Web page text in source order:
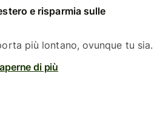
e risparmia sulle
più lontano, ovunque tu sia.
di più